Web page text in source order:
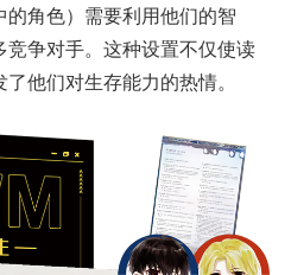
角色）需要利用他们的智
争对手。这种设置不仅使读
他们对生存能力的热情。